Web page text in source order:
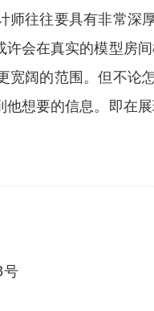
往往要具有非常
会在真实的模型房
阔的范围。但不
想要的信息。即在